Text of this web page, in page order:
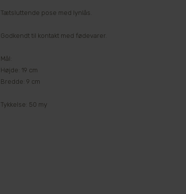
Tætsluttende pose med lynlås.
Godkendt til kontakt med fødevarer.
Mål:
Højde: 19 cm
Bredde: 9 cm
Tykkelse: 50 my